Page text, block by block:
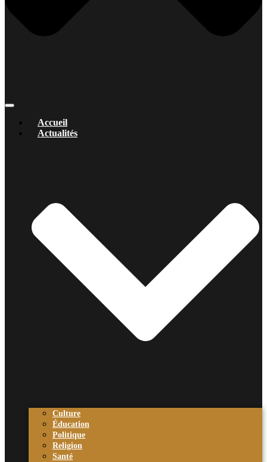
Accueil
Actualités
Culture
Éducation
Politique
Religion
Santé